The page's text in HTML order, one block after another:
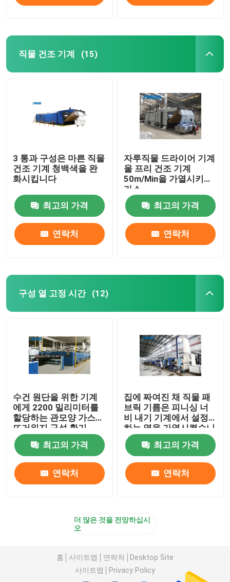
직물 건조 기계 (15)
3 통과 구성은 마른 직물
건조 기계 청백색을 완
화시킵니다
최고의 가격
연락처
자루직물 드라이어 기계
울 프리 건조 기계
50m/Min을 가열시키는
가스
최고의 가격
연락처
구성 열 고정 시간 (12)
수건 원단을 위한 기계
에게 2200 밀리미터를
할당하는 관모양 가스
뜨거워지 구성 환기
최고의 가격
연락처
집에 짜여진 채 직물 패
브릭 기름은 피니싱 너
비 내기 기계에서 설정
하는 열을 가열시켰습니
다
최고의 가격
연락처
더 많은 것을 전망하십시
오
홈 사이트맵 연락처
Desktop Site
사이트맵
Privacy Policy